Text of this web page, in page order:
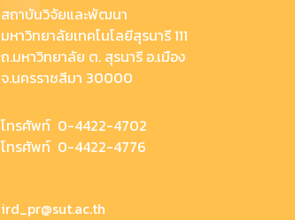
สถาบันวิจัยและพัฒนา
มหาวิทยาลัยเทคโนโลยีสุรนารี 111
ถ.มหาวิทยาลัย ต. สุรนารี อ.เมือง
จ.นครราชสีมา 30000
โทรศัพท์ 0-4422-4702
โทรศัพท์ 0-4422-4776
ird_pr@sut.ac.th